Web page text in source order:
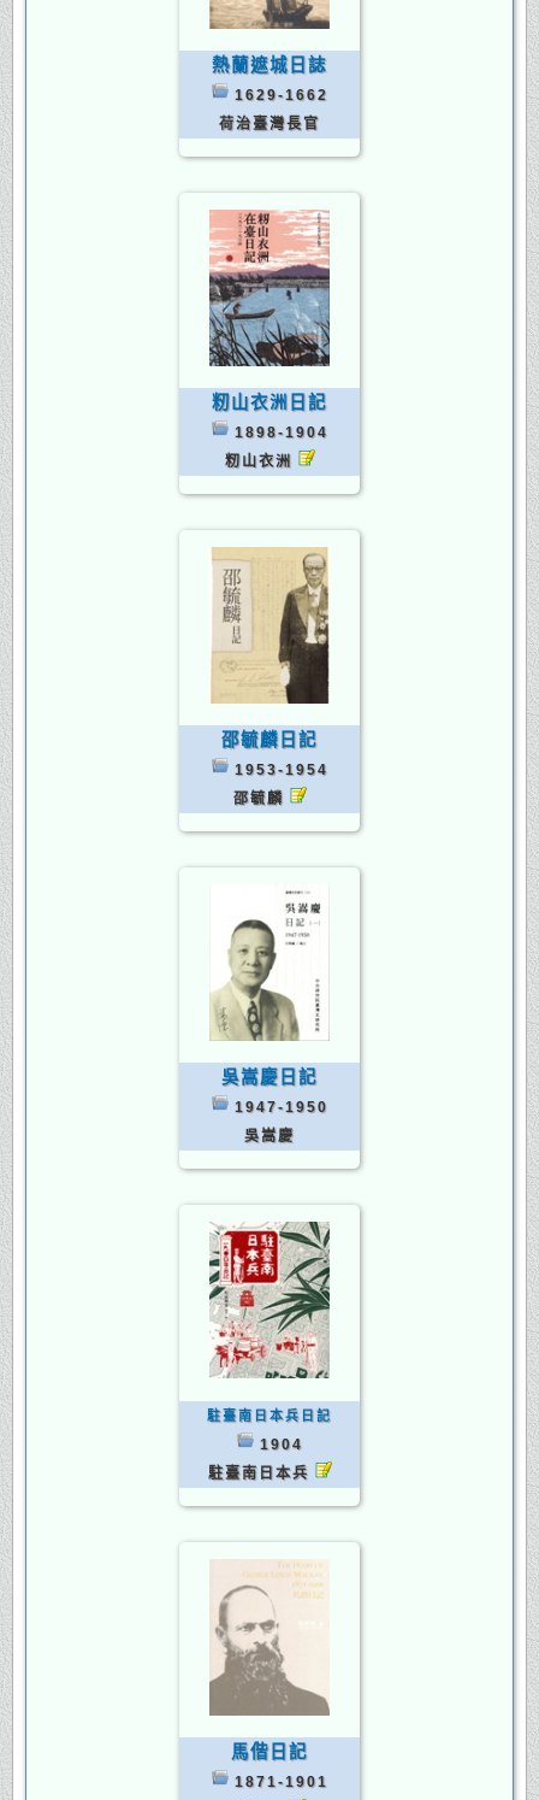
熱蘭遮城日誌
1629-1662
荷治臺灣長官
籾山衣洲日記
1898-1904
籾山衣洲
邵毓麟日記
1953-1954
邵毓麟
吳嵩慶日記
1947-1950
吳嵩慶
駐臺南日本兵日記
1904
駐臺南日本兵
馬偕日記
1871-1901